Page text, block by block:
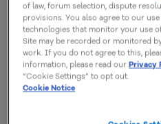
Escoger las fuentes para
las tareas más importantes
of law, forum selection, dispute
provisions. You also agree to our
technologies that monitor your use
Site may be recorded or monitored
work. If you do not agree to this,
information, please read ourPrivacy
“Cookie Settings” to opt out.
Cookie Notice